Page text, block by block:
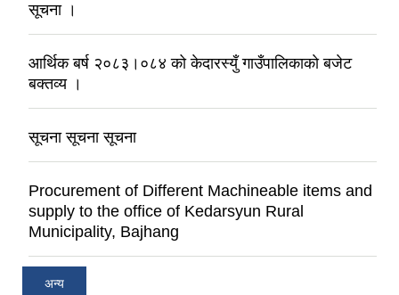
सूचना ।
आर्थिक बर्ष २०८३।०८४ को केदारस्युँ गाउँपालिकाकाे बजेट
बक्तव्य ।
सूचना सूचना सूचना
Procurement of Different Machineable items and
supply to the office of Kedarsyun Rural
Municipality, Bajhang
अन्य